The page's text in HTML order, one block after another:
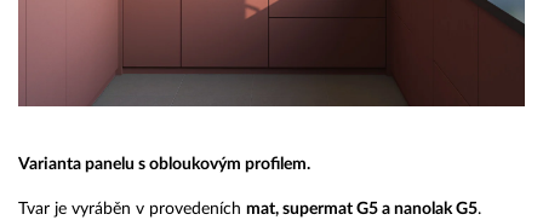
Varianta panelu s obloukovým profilem.
Tvar je vyráběn v provedeních mat, supermat G5 a nanolak G5.